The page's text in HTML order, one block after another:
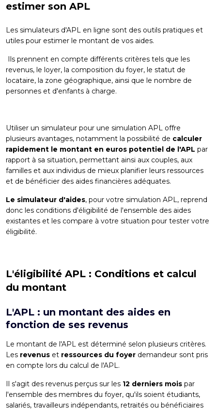
estimer son APL
Les simulateurs d'APL en ligne sont des outils pratiques et
utiles pour estimer le montant de vos aides.
Ils prennent en compte différents critères tels que les
revenus, le loyer, la composition du foyer, le statut de
locataire, la zone géographique, ainsi que le nombre de
personnes et d'enfants à charge.
Utiliser un simulateur pour une simulation APL offre
plusieurs avantages, notamment la possibilité de calculer
rapidement le montant en euros potentiel de l'APL par
rapport à sa situation, permettant ainsi aux couples, aux
familles et aux individus de mieux planifier leurs ressources
et de bénéficier des aides financières adéquates.
Le simulateur d'aides, pour votre simulation APL, reprend
donc les conditions d'éligibilité de l'ensemble des aides
existantes et les compare à votre situation pour tester votre
éligibilité.
L'éligibilité APL : Conditions et calcul
du montant
L'APL : un montant des aides en
fonction de ses revenus
Le montant de l'APL est déterminé selon plusieurs critères.
Les revenus et ressources du foyer demandeur sont pris
en compte lors du calcul de l'APL.
Il s'agit des revenus perçus sur les 12 derniers mois par
l'ensemble des membres du foyer, qu'ils soient étudiants,
salariés, travailleurs indépendants, retraités ou bénéficiaires